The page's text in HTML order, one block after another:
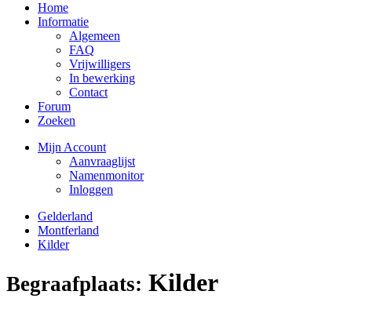
Home
Informatie
Algemeen
FAQ
Vrijwilligers
In bewerking
Contact
Forum
Zoeken
Mijn Account
Aanvraaglijst
Namenmonitor
Inloggen
Gelderland
Montferland
Kilder
Begraafplaats: Kilder